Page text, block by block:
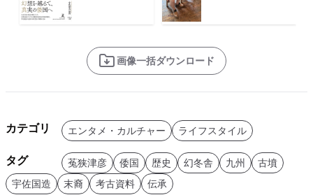
画像一括ダウンロード
カテゴリ エンタメ・カルチャー ライフスタイル
タグ 菟狭津彦 倭国 歴史 幻冬舎 九州
古墳
宇佐国造
末裔 考古資料 伝承